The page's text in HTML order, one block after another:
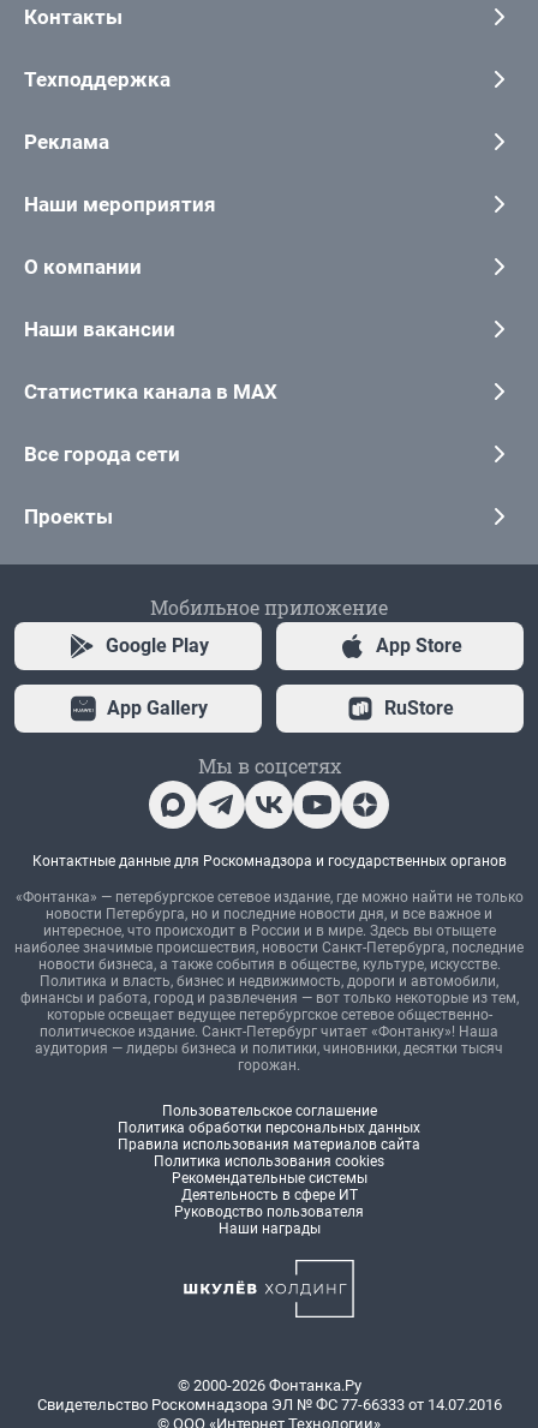
Контакты
Техподдержка
Реклама
Наши мероприятия
О компании
Наши вакансии
Статистика канала в MAX
Все города сети
Проекты
Мобильное приложение
Google Play App Store
App Gallery RuStore
Мы в соцсетях
Контактные данные для Роскомнадзора и государственных органов
«Фонтанка» — петербургское сетевое издание, где можно найти не только
новости Петербурга, но и последние новости дня, и все важное и
интересное, что происходит в России и в мире. Здесь вы отыщете
наиболее значимые происшествия, новости Санкт-Петербурга, последние
новости бизнеса, а также события в обществе, культуре, искусстве.
Политика и власть, бизнес и недвижимость, дороги и автомобили,
финансы и работа, город и развлечения — вот только некоторые из тем,
которые освещает ведущее петербургское сетевое общественно-
политическое издание. Санкт-Петербург читает «Фонтанку»! Наша
аудитория — лидеры бизнеса и политики, чиновники, десятки тысяч
горожан.
Пользовательское соглашение
Политика обработки персональных данных
Правила использования материалов сайта
Политика использования cookies
Рекомендательные системы
Деятельность в сфере ИТ
Руководство пользователя
Наши награды
© 2000-2026 Фонтанка.Ру
Свидетельство Роскомнадзора ЭЛ № ФС 77-66333 от 14.07.2016
© ООО «Интернет Технологии»